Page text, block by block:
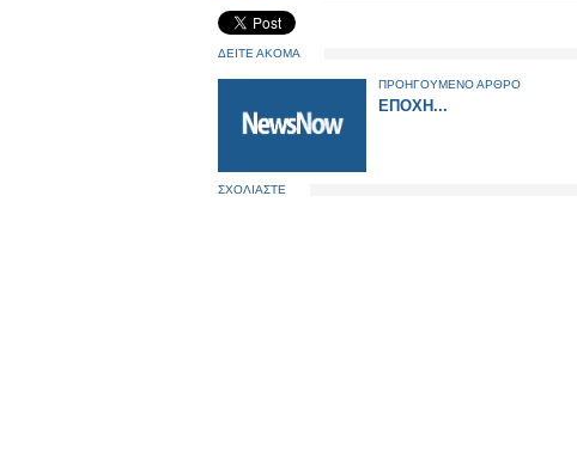
ΔΕΙΤΕ ΑΚΟΜΑ
ΠΡΟΗΓΟΥΜΕΝΟ ΑΡΘΡΟ
ΕΠΟΧΗ...
ΣΧΟΛΙΑΣΤΕ